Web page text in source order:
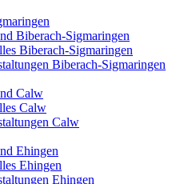
Biberach-Sigmaringen
Biberach-Sigmaringen
Biberach-Sigmaringen
Calw
Calw
Calw
Ehingen
Ehingen
Ehingen